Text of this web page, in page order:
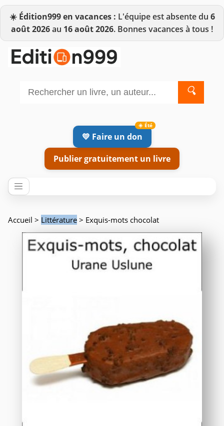
☀️ Édition999 en vacances : L'équipe est absente du 6
août 2026au 16 août 2026. Bonnes vacances à tous !
🔍
💛 Faire un don
Publier gratuitement un livre
Accueil > Littérature > Exquis-mots chocolat